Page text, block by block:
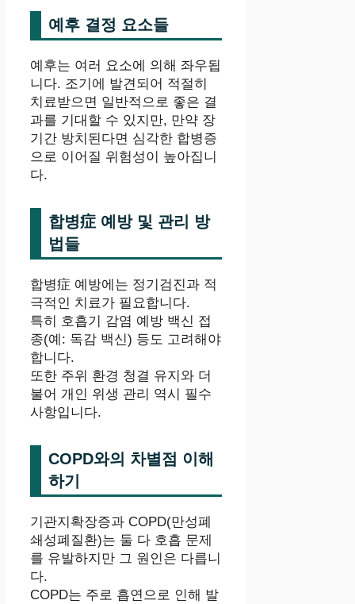
예후 결정 요소들
예후는 여러 요소에 의해 좌우됩
니다. 조기에 발견되어 적절히
치료받으면 일반적으로 좋은 결
과를 기대할 수 있지만, 만약 장
기간 방치된다면 심각한 합병증
으로 이어질 위험성이 높아집니
다.
합병症 예방 및 관리 방
법들
합병症 예방에는 정기검진과 적
극적인 치료가 필요합니다.
특히 호흡기 감염 예방 백신 접
종(예: 독감 백신) 등도 고려해야
합니다.
또한 주위 환경 청결 유지와 더
불어 개인 위생 관리 역시 필수
사항입니다.
COPD와의 차별점 이해
하기
기관지확장증과 COPD(만성폐
쇄성폐질환)는 둘 다 호흡 문제
를 유발하지만 그 원인은 다릅니
다.
COPD는 주로 흡연으로 인해 발